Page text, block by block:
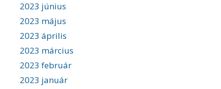
2023 június
2023 május
2023 április
2023 március
2023 február
2023 január